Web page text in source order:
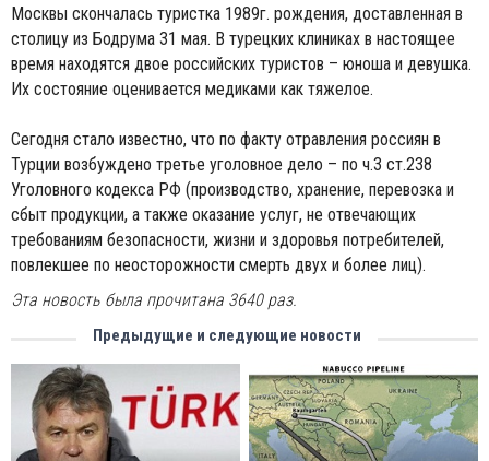
Москвы скончалась туристка 1989г. рождения, доставленная в
столицу из Бодрума 31 мая. В турецких клиниках в настоящее
время находятся двое российских туристов – юноша и девушка.
Их состояние оценивается медиками как тяжелое.
Сегодня стало известно, что по факту отравления россиян в
Турции возбуждено третье уголовное дело – по ч.3 ст.238
Уголовного кодекса РФ (производство, хранение, перевозка и
сбыт продукции, а также оказание услуг, не отвечающих
требованиям безопасности, жизни и здоровья потребителей,
повлекшее по неосторожности смерть двух и более лиц).
Эта новость была прочитана 3640 раз.
Предыдущие и следующие новости